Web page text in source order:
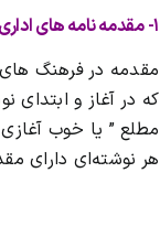
۱- مقدمه نامه های اداری و رسمی
مقدمه در فرهنگ
که در آغاز و
مطلع ” یا خوب
هر نوشته‌ای دارای